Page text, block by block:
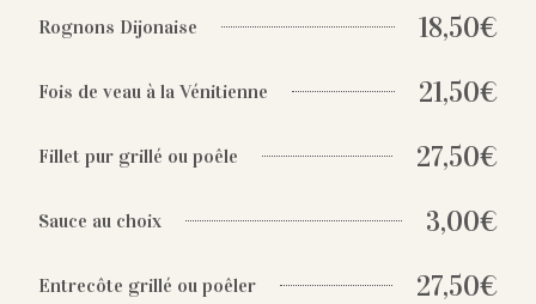
Rognons Dijonaise 18,50€
Fois de veau à la Vénitienne 21,50€
Fillet pur grillé ou poêle 27,50€
Sauce au choix 3,00€
Entrecôte grillé ou poêler 27,50€